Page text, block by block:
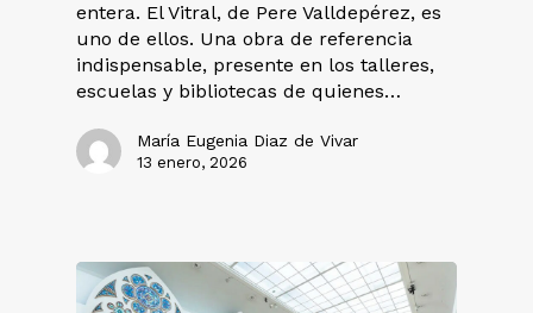
entera. El Vitral, de Pere Valldepérez, es
uno de ellos. Una obra de referencia
indispensable, presente en los talleres,
escuelas y bibliotecas de quienes…
María Eugenia Diaz de Vivar
13 enero, 2026